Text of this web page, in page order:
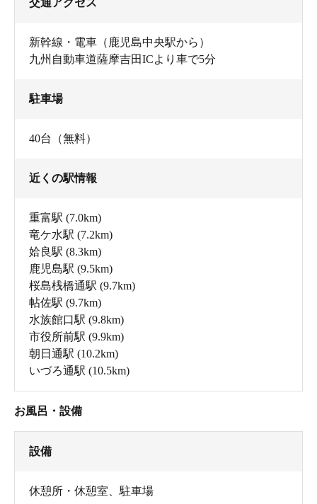
新幹線・電車（鹿児島中央駅から）
九州自動車道薩摩吉田ICより車で5分
駐車場
40台（無料）
近くの駅情報
重富駅 (7.0km)
竜ケ水駅 (7.2km)
姶良駅 (8.3km)
鹿児島駅 (9.5km)
桜島桟橋通駅 (9.7km)
帖佐駅 (9.7km)
水族館口駅 (9.8km)
市役所前駅 (9.9km)
朝日通駅 (10.2km)
いづろ通駅 (10.5km)
お風呂・設備
設備
休憩所・休憩室 駐車場